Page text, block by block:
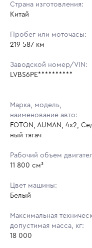
Шаг торгов:
Кол-во ставок:
Страна изготовления:
Китай
Пробег или моточасы:
219 587 км
Заводской номер/VIN:
LVBS6PE**********
Марка, модель,
наименование авто:
FOTON, AUMAN, 4х2,
ный тягач
Рабочий объем
11 800 см³
Цвет машины:
Белый
Максимальная
допустимая масса, кг:
18 000